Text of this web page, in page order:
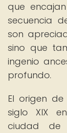
que
secuencia
son
sino que
ingenio
profundo.
El origen
siglo XIX
ciudad de